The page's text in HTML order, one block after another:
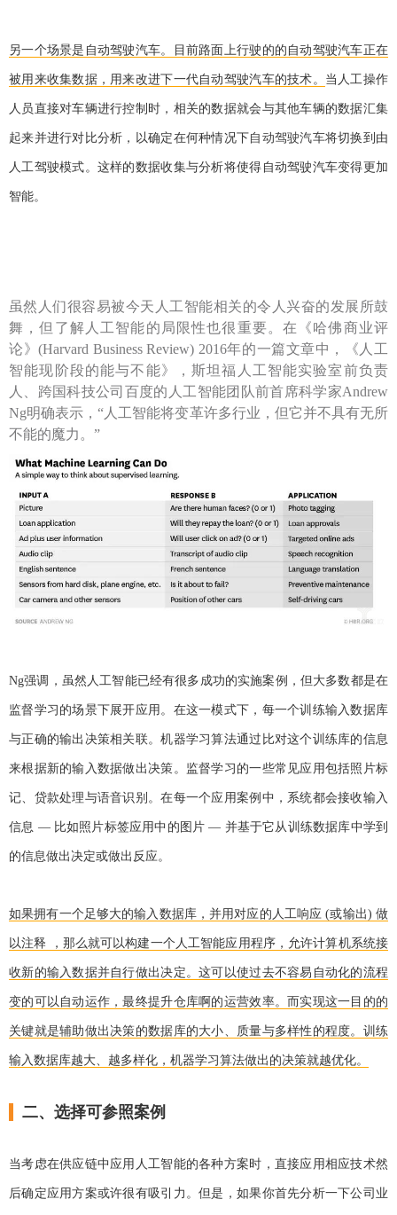
另一个场景是自动驾驶汽车。目前路面上行驶的的自动驾驶汽车正在
被用来收集数据，用来改进下一代自动驾驶汽车的技术。 当人工操作
人员直接对车辆进行控制时，相关的数据就会与其他车辆的数据汇集
起来并进行对比分析，以确定在何种情况下自动驾驶汽车将切换到由
人工驾驶模式。这样的数据收集与分析将使得自动驾驶汽车变得更加
智能。
虽然人们很容易被今天人工智能相关的令人兴奋的发展所鼓
舞，但了解人工智能的局限性也很重要。在《哈佛商业评
论》(Harvard Business Review) 2016年的一篇文章中，《人工
智能现阶段的能与不能》，斯坦福人工智能实验室前负责
人、跨国科技公司百度的人工智能团队前首席科学家Andrew
Ng明确表示，“人工智能将变革许多行业，但它并不具有无所
不能的魔力。”
Ng强调，虽然人工智能已经有很多成功的实施案例，但大多数都是在
监督学习的场景下展开应用。在这一模式下，每一个训练输入数据库
与正确的输出决策相关联。机器学习算法通过比对这个训练库的信息
来根据新的输入数据做出决策。监督学习的一些常见应用包括照片标
记、贷款处理与语音识别。在每一个应用案例中，系统都会接收输入
信息 — 比如照片标签应用中的图片 — 并基于它从训练数据库中学到
的信息做出决定或做出反应。
如果拥有一个足够大的输入数据库，并用对应的人工响应 (或输出) 做
以注释 ，那么就可以构建一个人工智能应用程序，允许计算机系统接
收新的输入数据并自行做出决定。这可以使过去不容易自动化的流程
变的可以自动运作，最终提升仓库啊的运营效率。而实现这一目的的
关键就是辅助做出决策的数据库的大小、质量与多样性的程度。训练
输入数据库越大、越多样化，机器学习算法做出的决策就越优化。
二、选择可参照案例
当考虑在供应链中应用人工智能的各种方案时，直接应用相应技术然
后确定应用方案或许很有吸引力。但是，如果你首先分析一下公司业